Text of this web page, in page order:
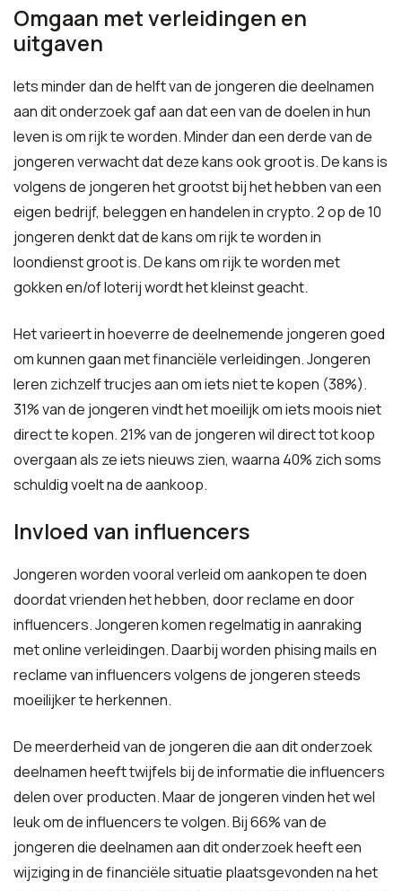
Omgaan met verleidingen en
uitgaven
Iets minder dan de helft van de jongeren die deelnamen
aan dit onderzoek gaf aan dat een van de doelen in hun
leven is om rijk te worden. Minder dan een derde van de
jongeren verwacht dat deze kans ook groot is. De kans is
volgens de jongeren het grootst bij het hebben van een
eigen bedrijf, beleggen en handelen in crypto. 2 op de 10
jongeren denkt dat de kans om rijk te worden in
loondienst groot is. De kans om rijk te worden met
gokken en/of loterij wordt het kleinst geacht.
Het varieert in hoeverre de deelnemende jongeren goed
om kunnen gaan met financiële verleidingen. Jongeren
leren zichzelf trucjes aan om iets niet te kopen (38%).
31% van de jongeren vindt het moeilijk om iets moois niet
direct te kopen. 21% van de jongeren wil direct tot koop
overgaan als ze iets nieuws zien, waarna 40% zich soms
schuldig voelt na de aankoop.
Invloed van influencers
Jongeren worden vooral verleid om aankopen te doen
doordat vrienden het hebben, door reclame en door
influencers. Jongeren komen regelmatig in aanraking
met online verleidingen. Daarbij worden phising mails en
reclame van influencers volgens de jongeren steeds
moeilijker te herkennen.
De meerderheid van de jongeren die aan dit onderzoek
deelnamen heeft twijfels bij de informatie die influencers
delen over producten. Maar de jongeren vinden het wel
leuk om de influencers te volgen. Bij 66% van de
jongeren die deelnamen aan dit onderzoek heeft een
wijziging in de financiële situatie plaatsgevonden na het